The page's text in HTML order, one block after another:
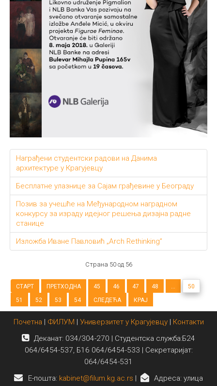
Награђени студентски радови на Данима
архитектуре у Крагујевцу
Бесплатне улазнице за Сајам грађевине у Београду
Позив за учешће на Међународном наградном
конкурсу за израду идејног решења дизајна радне
станице
Изложба Иване Павловић „Arch Rethinking”
Страна 50 од 56
СТАРТ ПРЕТХОДНА 45 46 47 48 ...
50
51
52 53 54 СЛЕДЕЋА КРАЈ
Почетна | ФИЛУМ | Универзитет у Крагујевцу| Контакти
Деканат: 034/304-270 | Студентска служба:Б24
064/6454-537, Б16 064/6454-533 | Секретаријат:
064/6454-531
E-пошта: kabinet@filum.kg.ac.rs |
Адреса: улица